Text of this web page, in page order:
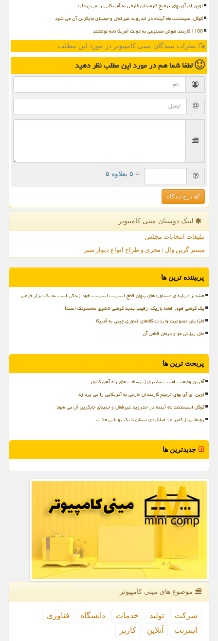
اوپن ای آی بهای ترجیح کارمندان خارجی به آمریکایی را می پردازد
گوگل اسیستنت ماه آینده در اندروید غیرفعال و جمینای جایگزین آن می شود
1100 کارمند هوش مصنوعی به دولت آمریکا نامه نوشتند
نظرات بینندگان مینی کامپیوتر در مورد این مطلب
لطفا شما همدر مورد این مطلبنظر دهید
= ۵ بعلاوه ۵
درج دیدگاه
لینک دوستان مینی كامپیوتر
تبلیغات انتخابات مجلس
مستر گرین وال | مجری و طراح انواع دیوار سبز
پربیننده ترین ها
هشدار درباره ی دستاوردهای پنهان قطع اینترنت اینترنت، خود زندگی است نه یک ابزار فرعی
یک گوشی فوق العاده باریک، رقیب جدید گوشی تاشوی سامسونگ است!
افزایش ممنوعیت واردات کالاهای فناوری چینی به آمریکا
علل ریزش مو و درمان قطعی آن
پربحث ترین ها
آخرین وضعیت امنیت سایبری زیرساخت های راه آهن کشور
اوپن ای آی بهای ترجیح کارمندان خارجی به آمریکایی را می پردازد
گوگل اسیستنت ماه آینده در اندروید غیرفعال و جمینای جایگزین آن می شود
رونمایی از کمپر ۱۷ میلیاردی نیسان با یک توانایی جذاب
جدیدترین ها
موضوع های مینی كامپیوتر
شركت تولید خدمات دانشگاه
فناوری
اینترنت
آنلاین كاربر